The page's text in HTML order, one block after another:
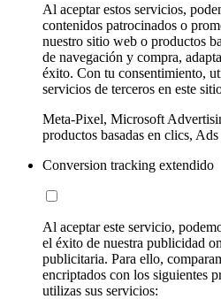
Al aceptar estos servicios,
contenidos patrocinados o
nuestro sitio web o productos
de navegación y compra,
éxito. Con tu consentimiento,
servicios de terceros en este
Meta-Pixel, Microsoft
productos basadas en clics,
Conversion tracking extendido
Al aceptar este servicio,
el éxito de nuestra publicidad
publicitaria. Para ello,
encriptados con los siguientes
utilizas sus servicios: